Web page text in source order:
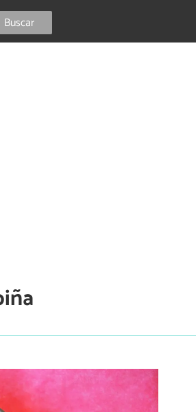
Buscar